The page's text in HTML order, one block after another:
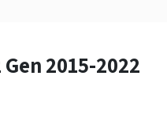
Gen 2015-2022